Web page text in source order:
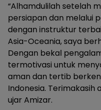
“Alhamdulilah setelah
persiapan dan melalui
dengan instruktur
Asia-Oceania, saya
Dengan bekal
termotivasi untuk
aman dan tertib
Indonesia. Terimakasih
ujar Amizar.